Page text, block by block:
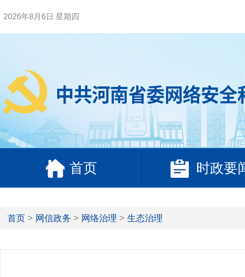
2026年8月6日 星期四
首页 时政要
首页 > 网信政务 > 网络治理 > 生态治理